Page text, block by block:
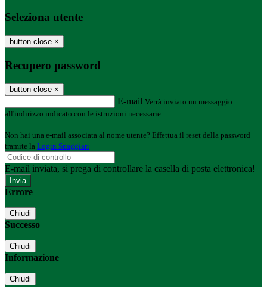
Seleziona utente
button close ×
Recupero password
button close ×
E-mail Verrà inviato un messaggio
all'indirizzo indicato con le istruzioni necessarie.
Non hai una e-mail associata al nome utente? Effettua il reset della password
tramite la Login Spaggiari
E-mail inviata, si prega di controllare la casella di posta elettronica!
Errore
Chiudi
Successo
Chiudi
Informazione
Chiudi